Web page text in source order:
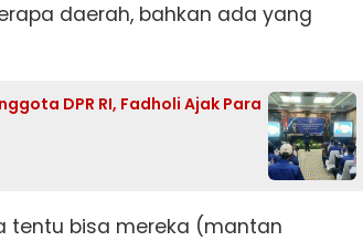
daerah, bahkan ada yang
DPR RI, Fadholi Ajak Para
tentu bisa mereka (mantan